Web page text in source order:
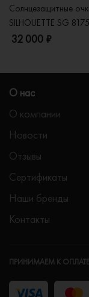
Солнцезащитные
SILHOUETTE SG
32 000 ₽
О нас
О компании
Новости
Отзывы
Сертификаты
Наши бренды
Контакты
ПРИНИМАЕМ К ОПЛАТЕ